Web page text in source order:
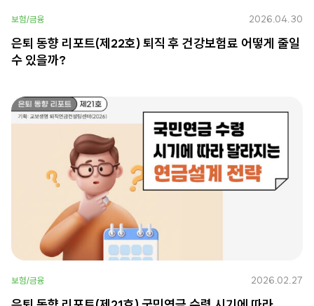
보험/금융 2026.04.30
은퇴 동향 리포트(제22호) 퇴직 후 건강보험료 어떻게 줄일
수 있을까?
보험/금융 2026.02.27